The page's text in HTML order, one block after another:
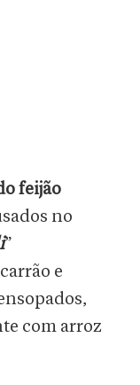
feijão
no
”
e
com arroz